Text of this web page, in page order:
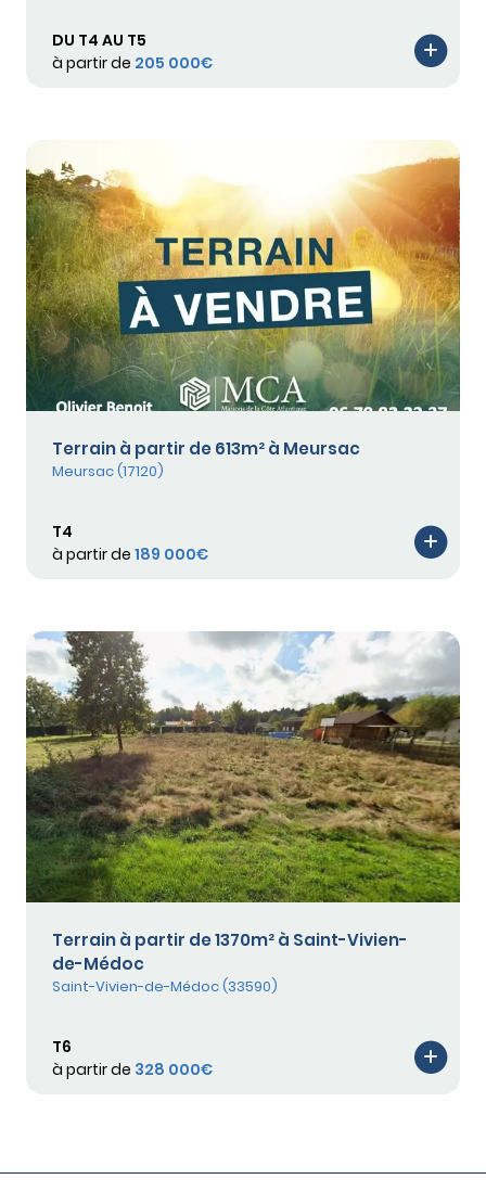
DU T4 AU T5
à partir de 205 000€
Terrain à partir de 613m² à Meursac
Meursac (17120)
T4
à partir de 189 000€
Terrain à partir de 1370m² à Saint-Vivien-
de-Médoc
Saint-Vivien-de-Médoc (33590)
T6
à partir de 328 000€